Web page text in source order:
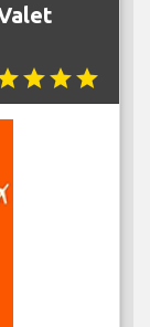
starstarstar